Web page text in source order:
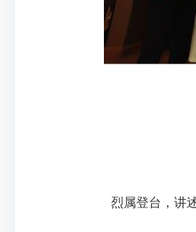
烈属登台，讲